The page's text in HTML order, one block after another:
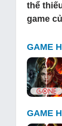
thể
game
GAME
GAME